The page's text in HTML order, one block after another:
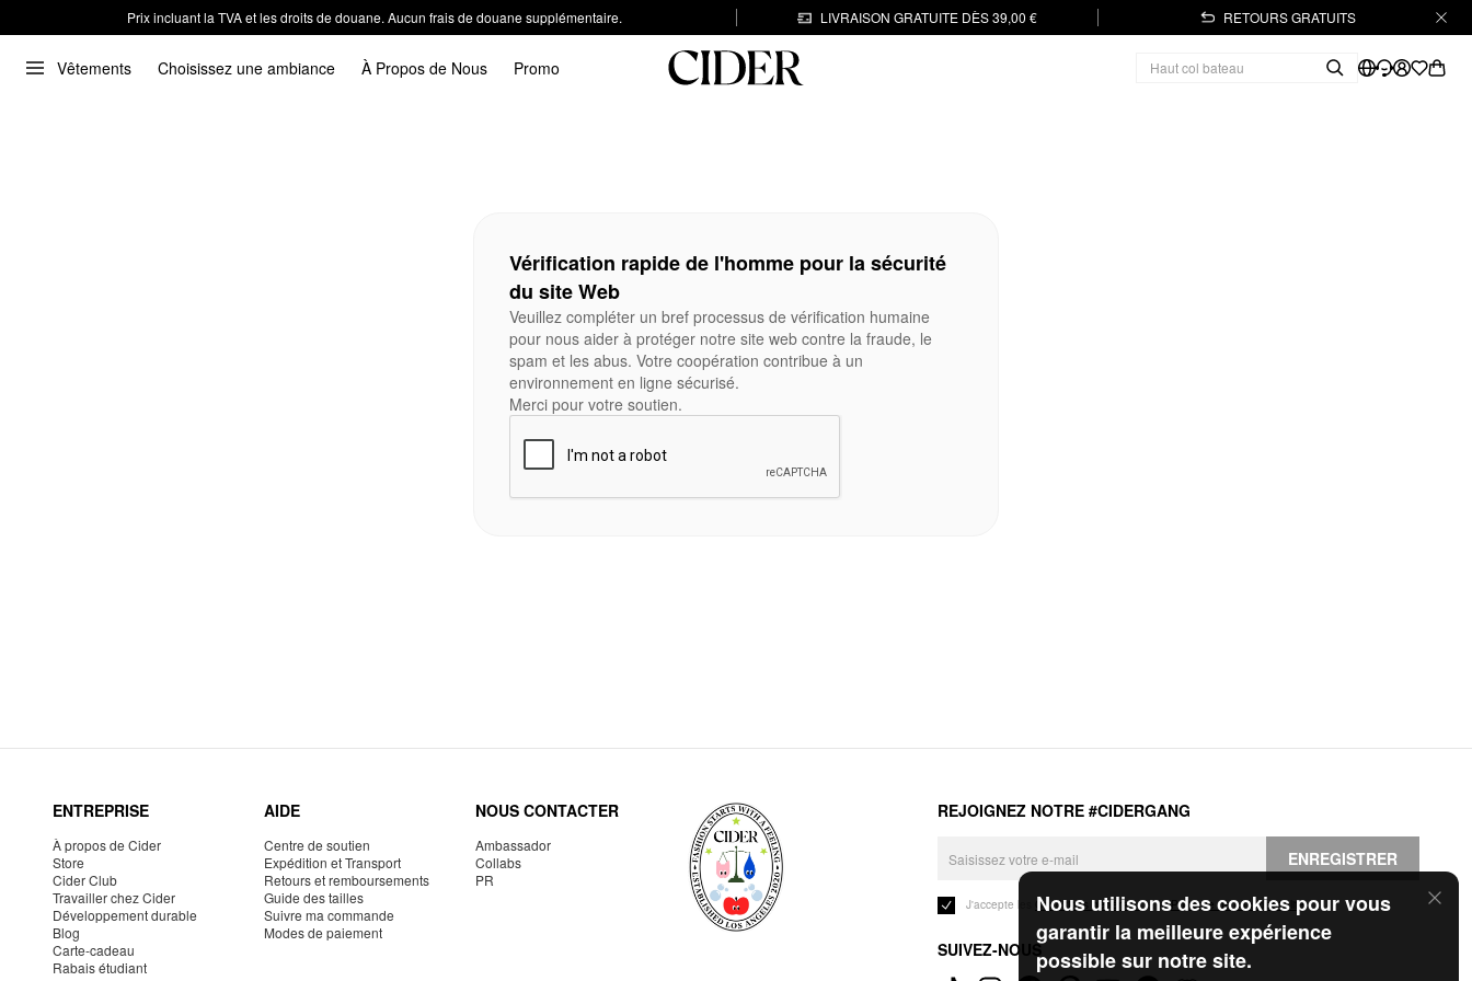
Prix incluant la TVA et les droits de douane. Aucun frais de douane supplémentaire. LIVRAISON GRATUITE DÈS 39,00 € RETOURS GRATUITS
Vêtements Choisissez une ambiance À Propos de Nous Promo
Nous utilisons des cookies pour vous
garantir la meilleure expérience
possible sur notre site.
Vérification rapide de l'homme pour la sécurité
du site Web
Veuillez compléter un bref processus de vérification humaine
pour nous aider à protéger notre site web contre la fraude, le
spam et les abus. Votre coopération contribue à un
environnement en ligne sécurisé.
Merci pour votre soutien.
ENTREPRISE
À propos de Cider
Store
Cider Club
Travailler chez Cider
Développement durable
Blog
Carte-cadeau
Rabais étudiant
AIDE
Centre de soutien
Expédition et Transport
Retours et remboursements
Guide des tailles
Suivre ma commande
Modes de paiement
NOUS CONTACTER
Ambassador
Collabs
PR
REJOIGNEZ NOTRE #CIDERGANG
ENREGISTRER
J'accepte les Conditions généraleset laPolitique de confidentialité.
SUIVEZ-NOUS